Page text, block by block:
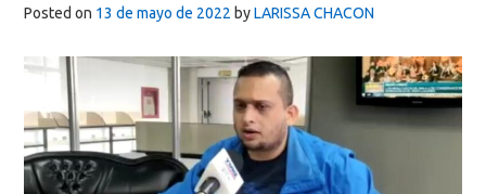
Posted on 13 de mayo de 2022 byLARISSA CHACON